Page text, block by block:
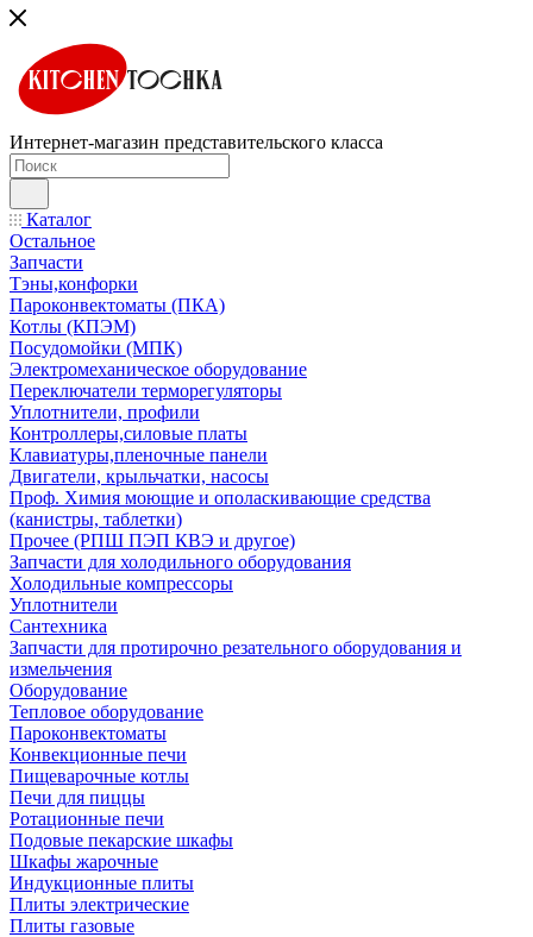
Интернет-магазин представительского класса
Каталог
Остальное
Запчасти
Тэны,конфорки
Пароконвектоматы (ПКА)
Котлы (КПЭМ)
Посудомойки (МПК)
Электромеханическое оборудование
Переключатели терморегуляторы
Уплотнители, профили
Контроллеры,силовые платы
Клавиатуры,пленочные панели
Двигатели, крыльчатки, насосы
Проф. Химия моющие и ополаскивающие средства
(канистры, таблетки)
Прочее (РПШ ПЭП КВЭ и другое)
Запчасти для холодильного оборудования
Холодильные компрессоры
Уплотнители
Сантехника
Запчасти для протирочно резательного оборудования и
измельчения
Оборудование
Тепловое оборудование
Пароконвектоматы
Конвекционные печи
Пищеварочные котлы
Печи для пиццы
Ротационные печи
Подовые пекарские шкафы
Шкафы жарочные
Индукционные плиты
Плиты электрические
Плиты газовые